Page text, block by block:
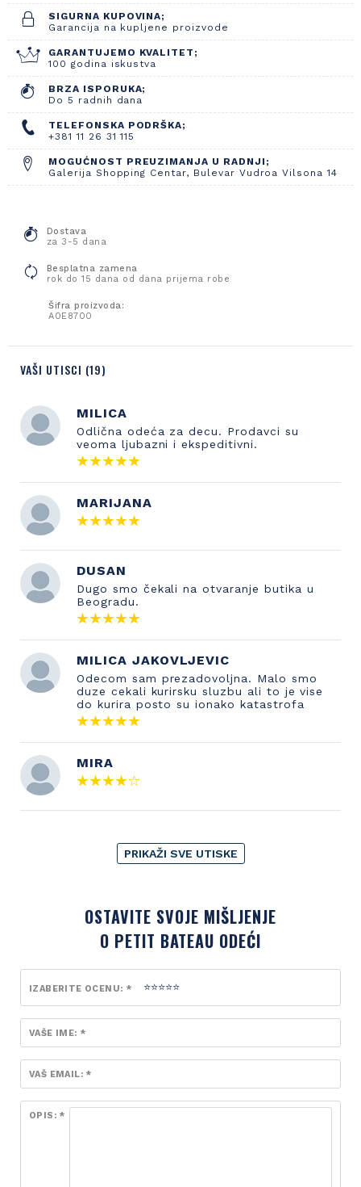
SIGURNA KUPOVINA;
Garancija na kupljene proizvode
GARANTUJEMO KVALITET;
100 godina iskustva
BRZA ISPORUKA;
Do 5 radnih dana
TELEFONSKA PODRŠKA;
+381 11 26 31 115
MOGUĆNOST PREUZIMANJA U RADNJI;
Galerija Shopping Centar, Bulevar Vudroa Vilsona 14
Dostava
za 3-5 dana
Besplatna zamena
rok do 15 dana od dana prijema robe
Šifra proizvoda:
A0E8700
VAŠI UTISCI (19)
MILICA
Odlična odeća za decu. Prodavci su
veoma ljubazni i ekspeditivni.
MARIJANA
DUSAN
Dugo smo čekali na otvaranje butika u
Beogradu.
MILICA JAKOVLJEVIC
Odecom sam prezadovoljna. Malo smo
duze cekali kurirsku sluzbu ali to je vise
do kurira posto su ionako katastrofa
MIRA
PRIKAŽI SVE UTISKE
OSTAVITE SVOJE MIŠLJENJE
O PETIT BATEAU ODEĆI
IZABERITE OCENU: *
VAŠE IME: *
VAŠ EMAIL: *
OPIS: *